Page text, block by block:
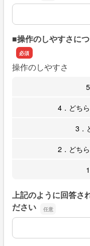
上記のように回答さ
■操作のしやすさに
操作のしやすさ
4．どち
3．
2．どち
上記のように回答さ
ださい
上記のように回答さ